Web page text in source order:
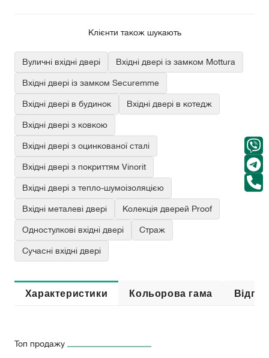
Клієнти також шукають
Вуличні вхідні двері Вхідні двері із замком Mottura
Вхідні двері із замком Securemme
Вхідні двері в будинок Вхідні двері в котедж
Вхідні двері з ковкою
Вхідні двері з оцинкованої сталі
Вхідні двері з покриттям Vinorit
Вхідні двері з тепло-шумоізоляцією
Вхідні металеві двері Колекція дверей Proof
Одностулкові вхідні двері Страж
Сучасні вхідні двері
Характеристики Кольорова гама
Топ продажу